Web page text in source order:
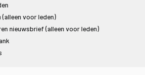
(alleen voor leden)
nieuwsbrief (alleen voor leden)